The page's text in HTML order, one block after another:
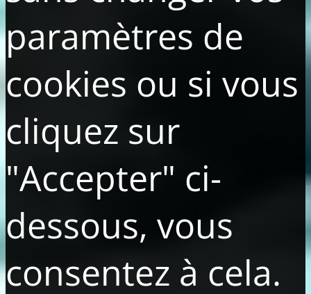
paramètres de
cookies ou si vous
cliquez sur
"Accepter" ci-
dessous, vous
consentez à cela.